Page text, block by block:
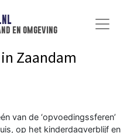
en omgeving
in Zaandam
van de ‘opvoedingssferen’
op het kinderdagverblijf en